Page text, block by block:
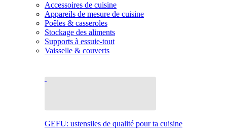
Accessoires de cuisine
Appareils de mesure de cuisine
Poêles & casseroles
Stockage des aliments
Supports à essuie-tout
Vaisselle & couverts
GEFU: ustensiles de qualité pour ta cuisine